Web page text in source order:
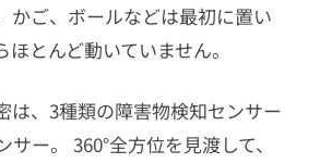
かご、ボールなどは最初に置い
とんど動いていません。
は、3種類の障害物検知センサー
ー。 360°全方位を見渡して、